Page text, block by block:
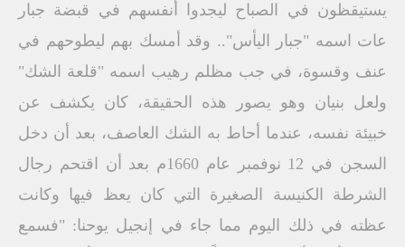
يستيقظون في الصباح ليجدوا أنفسهم في قبضة جبار
عات اسمه "جبار اليأس".. وقد أمسك بهم ليطوحهم في
عنف وقسوة، في جب مظلم رهيب اسمه "قلعة الشك"
ولعل بنيان وهو يصور هذه الحقيقة، كان يكشف عن
خبيئة نفسه، عندما أحاط به الشك العاصف، بعد أن دخل
السجن في 12 نوفمبر عام 1660م بعد أن اقتحم رجال
الشرطة الكنيسة الصغيرة التي كان يعظ فيها وكانت
عظته في ذلك اليوم مما جاء في إنجيل يوحنا: "فسمع